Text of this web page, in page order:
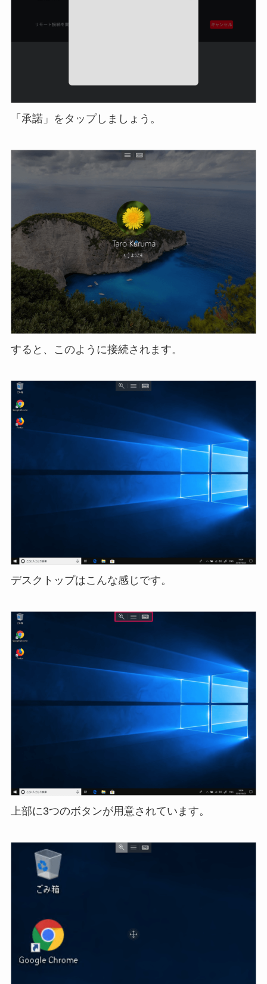
「承諾」をタップしましょう。
すると、このように接続されます。
デスクトップはこんな感じです。
上部に3つのボタンが用意されています。